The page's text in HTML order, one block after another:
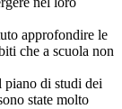
approfondire le
che a scuola non
piano di studi dei
state molto